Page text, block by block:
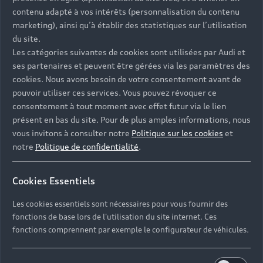
Informations et Service Clients
Accessibilité - Clients Sourds et Malentendants
Trouver mon Partenaire Audi
Berline
Avant
SUV électrique
SUV hybride
SUV
SUV compact
Financer mon Audi
Audi rent : location courte durée
Espace Client Audi Financial Services
Heycar
Voiture hybride
Voiture commerciale
Voiture de direction
SUV société
Achat véhicule de société
Flotte automobile
Entretenir et réparer mon Audi
Offres Après-Vente
Accessoires et équipements
Espace personnel myAudi
Informations client
Functions on Demand
Action de Service EA 189
Audi Assistance
Campagne de rappel Airbag Takata
Histoire du progrès
Notre vision
Nos technologies
myAudi experience
Carrières
© 2026 Audi France. Tous droits réservés.
Mentions légales
Politique sur les cookies
Gérer vos cookies
Politique de confidentialité
Système de lanceur d'alerte
Devis & RDV entretien en ligne
Opérateurs indépendants
Réseau Audi
Recevez toute l'actualité Audi
contenu adapté à vos intérêts (personnalisation du contenu
marketing), ainsi qu’à établir des statistiques sur l’utilisation
du site.
Les catégories suivantes de cookies sont utilisées par Audi et
ses partenaires et peuvent être gérées via les paramètres des
cookies. Nous avons besoin de votre consentement avant de
pouvoir utiliser ces services. Vous pouvez révoquer ce
consentement à tout moment avec effet futur via le lien
présent en bas du site. Pour de plus amples informations, nous
vous invitons à consulter notre Politique sur les cookies et
notre Politique de confidentialité.
Cookies Essentiels
Les cookies essentiels sont nécessaires pour vous fournir des
fonctions de base lors de l'utilisation du site internet. Ces
fonctions comprennent par exemple le configurateur de véhicules.